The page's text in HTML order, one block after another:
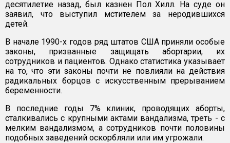
десятилетие назад, был казнен Пол Хилл. На суде он
заявил, что выступил мстителем за неродившихся
детей.
В начале 1990-х годов ряд штатов США приняли особые
законы, призванные защищать абортарии, их
сотрудников и пациентов. Однако статистика указывает
на то, что эти законы почти не повлияли на действия
радикальных борцов с искусственным прерыванием
беременности.
В последние годы 7% клиник, проводящих аборты,
сталкивались с крупными актами вандализма, треть - с
мелким вандализмом, а сотрудников почти половины
подобных заведений оскорбляли или им угрожали.